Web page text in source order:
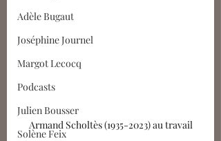
Adèle Bugaut
Joséphine Journel
Margot Lecocq
Podcasts
Julien Bousser
Solène Feix
Armand Scholtès (1935-2023) au travail